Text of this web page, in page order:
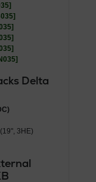
Delta
3HE)